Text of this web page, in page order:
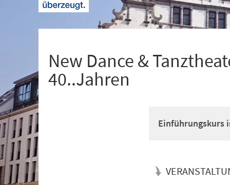
New Dance &
40..Jahren
Einführungskurs